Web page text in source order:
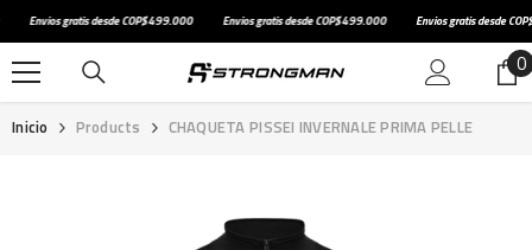
Envios gratis desde COP$499.000 Envios gratis desde COP$499.000 Envios gratis desde
00
Inicio Products CHAQUETA PISSEI INVERNALE PRIMA PELLE